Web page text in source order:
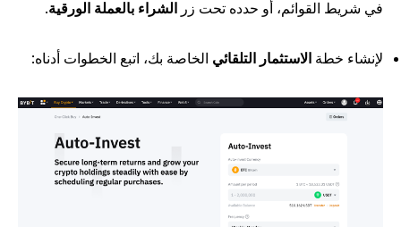
شريط القوائم، أو حدده تحت زر الشراء بالعملة الورقية .
خطةالاستثمار التلقائيالخاصة بك، اتبع الخطوات أدناه: